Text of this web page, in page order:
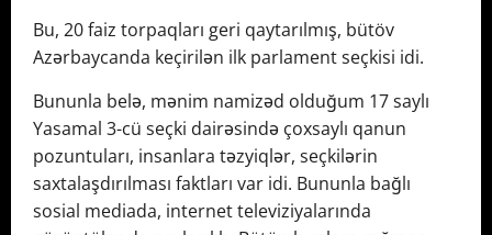
Bu, 20 faiz torpaqları geri qaytarılmış, bütöv
Azərbaycanda keçirilən ilk parlament seçkisi idi.
Bununla belə, mənim namizəd olduğum 17 saylı
Yasamal 3-cü seçki dairəsində çoxsaylı qanun
pozuntuları, insanlara təzyiqlər, seçkilərin
saxtalaşdırılması faktları var idi. Bununla bağlı
sosial mediada, internet televiziyalarında